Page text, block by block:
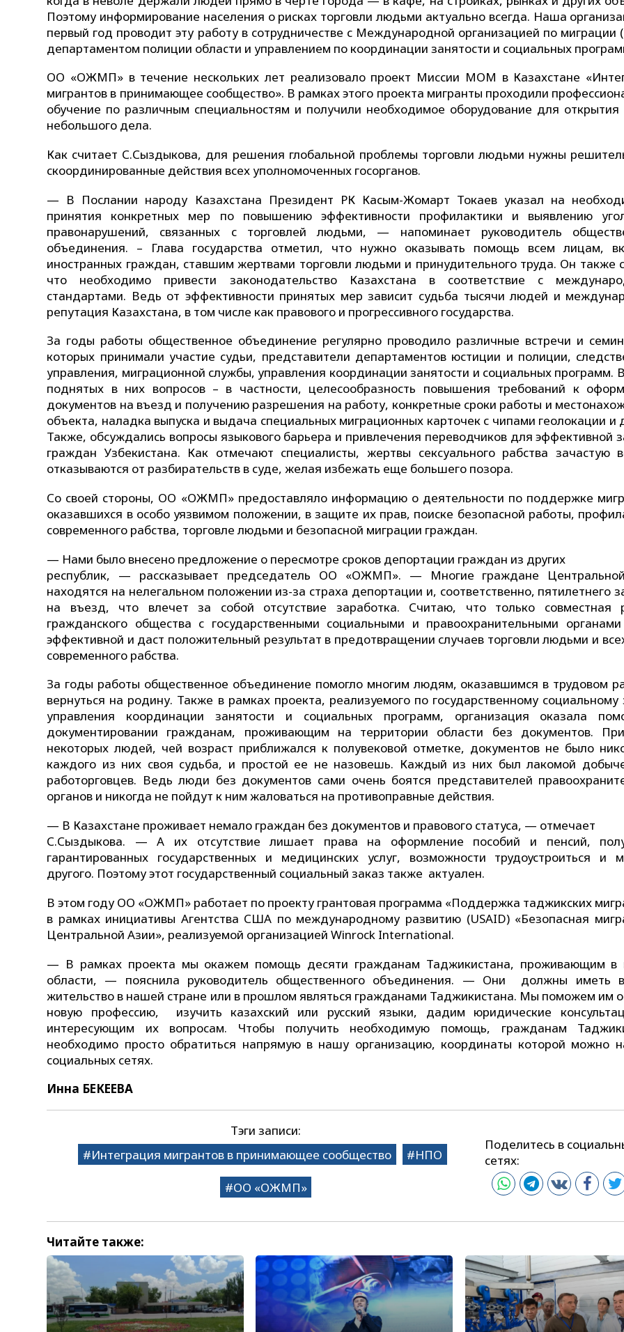
Поэтому информирование населения о рисках торговли людьми актуально всегда. Наша
первый год проводит эту работу в сотрудничестве с Международной организацией по
департаментом полиции области и управлением по координации занятости и социальных
ОО «ОЖМП» в течение нескольких лет реализовало проект Миссии МОМ в Казахстане
мигрантов в принимающее сообщество». В рамках этого проекта мигранты проходили
обучение по различным специальностям и получили необходимое оборудование для открытия
небольшого дела.
Как считает С.Сыздыкова, для решения глобальной проблемы торговли людьми нужны
скоординированные действия всех уполномоченных госорганов.
— В Послании народу Казахстана Президент РК Касым-Жомарт Токаев указал на
принятия конкретных мер по повышению эффективности профилактики и выявлению
правонарушений, связанных с торговлей людьми, — напоминает руководитель
объединения. – Глава государства отметил, что нужно оказывать помощь всем лицам,
иностранных граждан, ставшим жертвами торговли людьми и принудительного труда. Он также
что необходимо привести законодательство Казахстана в соответствие с
стандартами. Ведь от эффективности принятых мер зависит судьба тысячи людей и
репутация Казахстана, в том числе как правового и прогрессивного государства.
За годы работы общественное объединение регулярно проводило различные встречи и
которых принимали участие судьи, представители департаментов юстиции и полиции,
управления, миграционной службы, управления координации занятости и социальных программ.
поднятых в них вопросов – в частности, целесообразность повышения требований к
документов на въезд и получению разрешения на работу, конкретные сроки работы и
объекта, наладка выпуска и выдача специальных миграционных карточек с чипами геолокации и
Также, обсуждались вопросы языкового барьера и привлечения переводчиков для эффективной
граждан Узбекистана. Как отмечают специалисты, жертвы сексуального рабства зачастую
отказываются от разбирательств в суде, желая избежать еще большего позора.
Со своей стороны, ОО «ОЖМП» предоставляло информацию о деятельности по поддержке
оказавшихся в особо уязвимом положении, в защите их прав, поиске безопасной работы,
современного рабства, торговле людьми и безопасной миграции граждан.
— Нами было внесено предложение о пересмотре сроков депортации граждан из других
республик, — рассказывает председатель ОО «ОЖМП». — Многие граждане
находятся на нелегальном положении из-за страха депортации и, соответственно, пятилетнего
на въезд, что влечет за собой отсутствие заработка. Считаю, что только совместная
гражданского общества с государственными социальными и правоохранительными
эффективной и даст положительный результат в предотвращении случаев торговли людьми и
современного рабства.
За годы работы общественное объединение помогло многим людям, оказавшимся в трудовом
вернуться на родину. Также в рамках проекта, реализуемого по государственному социальному
управления координации занятости и социальных программ, организация оказала
документировании гражданам, проживающим на территории области без документов.
некоторых людей, чей возраст приближался к полувековой отметке, документов не было
каждого из них своя судьба, и простой ее не назовешь. Каждый из них был лакомой
работорговцев. Ведь люди без документов сами очень боятся представителей
органов и никогда не пойдут к ним жаловаться на противоправные действия.
— В Казахстане проживает немало граждан без документов и правового статуса, — отмечает
С.Сыздыкова. — А их отсутствие лишает права на оформление пособий и пенсий,
гарантированных государственных и медицинских услуг, возможности трудоустроиться и
другого. Поэтому этот государственный социальный заказ также актуален.
В этом году ОО «ОЖМП» работает по проекту грантовая программа «Поддержка таджикских
в рамках инициативы Агентства США по международному развитию (USAID) «Безопасная
Центральной Азии», реализуемой организацией Winrock International.
— В рамках проекта мы окажем помощь десяти гражданам Таджикистана, проживающим в
области, — пояснила руководитель общественного объединения. — Они должны иметь
жительство в нашей стране или в прошлом являться гражданами Таджикистана. Мы поможем им
новую профессию, изучить казахский или русский языки, дадим юридические
интересующим их вопросам. Чтобы получить необходимую помощь, гражданам
необходимо просто обратиться напрямую в нашу организацию, координаты которой можно
социальных сетях.
Инна БЕКЕЕВА
Тэги записи:
Интеграция мигрантов в принимающее сообщество
НПО
ОО «ОЖМП»
Поделитесь в
сетях:
Читайте также: